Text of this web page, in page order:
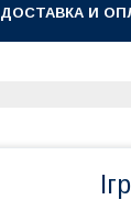
ДОСТАВКА И